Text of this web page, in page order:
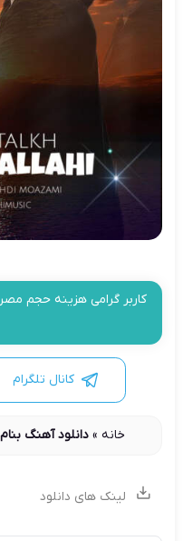
کاربر گرامی هزینه حجم
کانال تلگرام
خانه» دانلود آهنگ
لینک های دانلود